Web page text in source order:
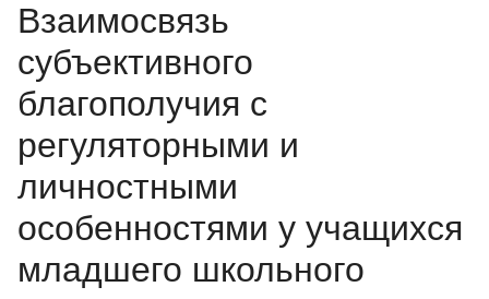
Взаимосвязь
субъективного
благополучия с
регуляторными и
личностными
особенностями у учащихся
младшего школьного